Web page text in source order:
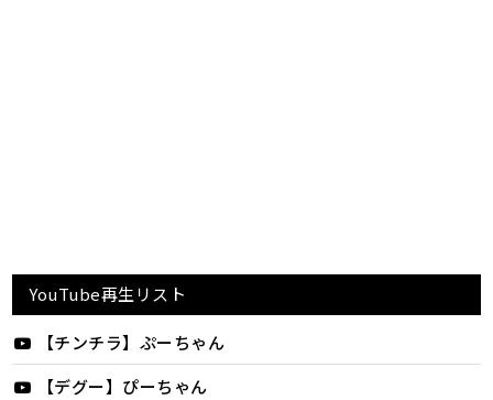
YouTube再生リスト
【チンチラ】ぷーちゃん
【デグー】ぴーちゃん